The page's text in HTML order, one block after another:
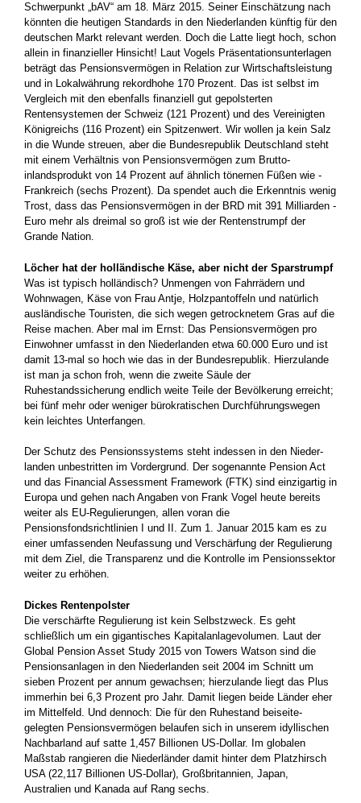
Schwerpunkt „bAV“ am 18. März 2015. Seiner Einschätzung nach
könnten die heutigen ­Standards in den Niederlanden künftig für den
deutschen Markt ­relevant werden. Doch die Latte liegt hoch, schon
allein in finanzieller Hinsicht! Laut Vogels Präsentations­unterlagen
beträgt das Pensionsvermögen in Relation zur Wirtschaftsleistung
und in Lokalwährung ­rekordhohe 170 Prozent. Das ist selbst im
Vergleich mit den ebenfalls finanziell gut gepolsterten
Rentensystemen der Schweiz (121 Prozent) und des Vereinigten
Königreichs (116 Prozent) ein Spitzenwert. Wir wollen ja kein Salz
in die Wunde streuen, aber ­die Bundesrepublik Deutschland steht
mit einem Verhältnis von Pensionsvermögen zum Brutto­
inlandsprodukt von 14 Prozent auf ähnlich tönernen Füßen wie ­
Frankreich (sechs ­Prozent). Da spendet auch die Erkenntnis wenig
Trost, dass das ­Pensionsvermögen in der BRD mit 391 Milliarden ­
Euro mehr als dreimal so groß ist wie der Rentenstrumpf der
Grande ­Nation.
Löcher hat der holländische Käse, aber nicht der Sparstrumpf
Was ist typisch holländisch? Unmengen von Fahrrädern und
Wohnwagen, Käse von Frau Antje, Holzpantoffeln und natürlich
ausländische Touristen, die sich ­wegen getrocknetem Gras auf die
Reise machen. Aber mal im Ernst: Das ­Pensionsvermögen pro
Einwohner umfasst in den Niederlanden etwa 60.000 Euro und ist
damit 13-mal so hoch wie das in der Bundes­republik. Hierzulande
ist man ja schon froh, wenn die zweite Säule der
Ruhestandssicherung endlich weite Teile der Bevölkerung erreicht;
bei fünf mehr oder weniger bürokratischen Durchführungs­wegen
kein leichtes ­Unterfangen.
Der Schutz des Pensionssystems steht indessen in den Nieder­
landen unbestritten im Vordergrund. Der sogenannte Pension Act
und das Financial Assessment Framework (FTK) sind einzigartig in
­Europa und gehen nach Angaben von Frank Vogel heute bereits
weiter­ als EU-Regulierungen, allen voran die
Pensionsfondsrichtlinien­ I und II. Zum 1. Januar 2015 kam es zu
einer umfassenden ­Neufassung und Verschärfung der Regulierung
mit dem Ziel, die Transparenz und die Kontrolle im Pensionssektor
weiter zu ­erhöhen.
Dickes Rentenpolster
Die verschärfte Regulierung ist kein Selbstzweck. Es geht
schließlich um ein gigantisches Kapitalanlagevolumen. Laut der
Global ­Pension Asset Study 2015 von Towers Watson sind die
Pensions­anlagen in den Niederlanden seit 2004 im Schnitt um
sieben Prozent per annum gewachsen; hierzulande liegt das Plus
immerhin bei 6,3 Prozent pro Jahr. Damit liegen beide Länder eher
im Mittelfeld. Und dennoch: Die für den Ruhestand beiseite­
gelegten Pensionsvermögen belaufen sich in unserem idyllischen
Nachbarland auf satte 1,457 Billionen US-Dollar. Im globalen
Maßstab rangieren die Niederländer ­damit hinter dem Platzhirsch
USA (22,117 Billionen US-­Dollar), Großbritannien, Japan,
Australien und Kanada auf Rang sechs.